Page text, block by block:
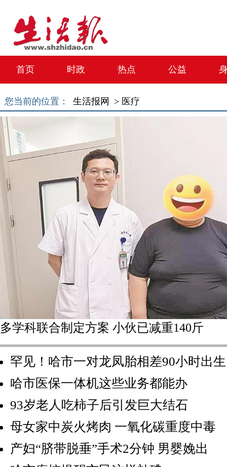
首页 时政 热点 公益
您当前的位置： 生活报网 > 医疗
多学科联合制定方案 小伙已减重140斤
罕见！哈市一对龙凤胎相差90小时出生
哈市医保一体机这些业务都能办
93岁老人吃柿子后引发巨大结石
母女家中炭火烤肉 一氧化碳重度中毒
产妇“脐带脱垂”手术2分钟 男婴娩出